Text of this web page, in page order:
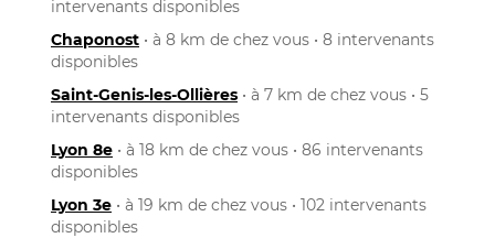
intervenants disponibles
Chaponost • à 8 km de chez vous • 8 intervenants
disponibles
Saint-Genis-les-Ollières • à 7 km de chez vous • 5
intervenants disponibles
Lyon 8e • à 18 km de chez vous • 86 intervenants
disponibles
Lyon 3e • à 19 km de chez vous • 102 intervenants
disponibles